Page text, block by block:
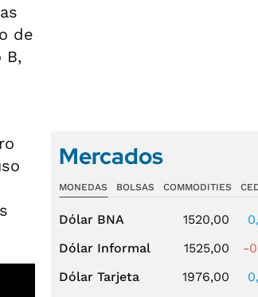
de
B,
Mercados
MONEDAS BOLSAS COMMODITIES
Dólar BNA 1520,00
Dólar Informal
1525,00
-
Dólar Tarjeta
1976,00